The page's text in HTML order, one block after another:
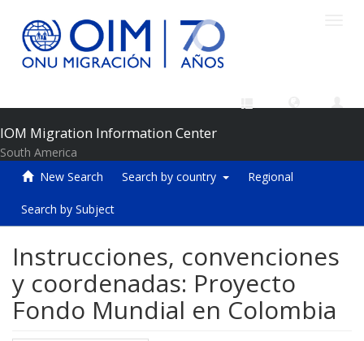
IOM Migration Information Center
South America
New Search
Search by country Regional
Search by Subject
Instrucciones, convenciones
y coordenadas: Proyecto
Fondo Mundial en Colombia